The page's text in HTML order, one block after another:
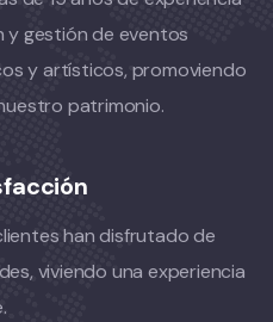
y gestión de eventos
y artísticos, promoviendo
patrimonio.
han disfrutado de
viviendo una experiencia